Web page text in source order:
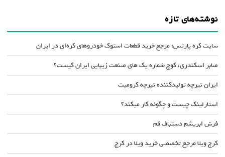
نوشته‌های تازه
سایت کره پارتس؛ مرجع خرید قطعات استوک خودروهای کره‌ای در ایران
صابر اسکندری، کوچ شماره یک های صنعت زیبایی ایران کیست؟
ایران تیرچه تولیدکننده تیرچه کرومیت
استارلینک چیست و چگونه کار میکند؟
فرش ابریشم دستباف قم
کرج ویلا مرجع تخصصی خرید ویلا در کرج